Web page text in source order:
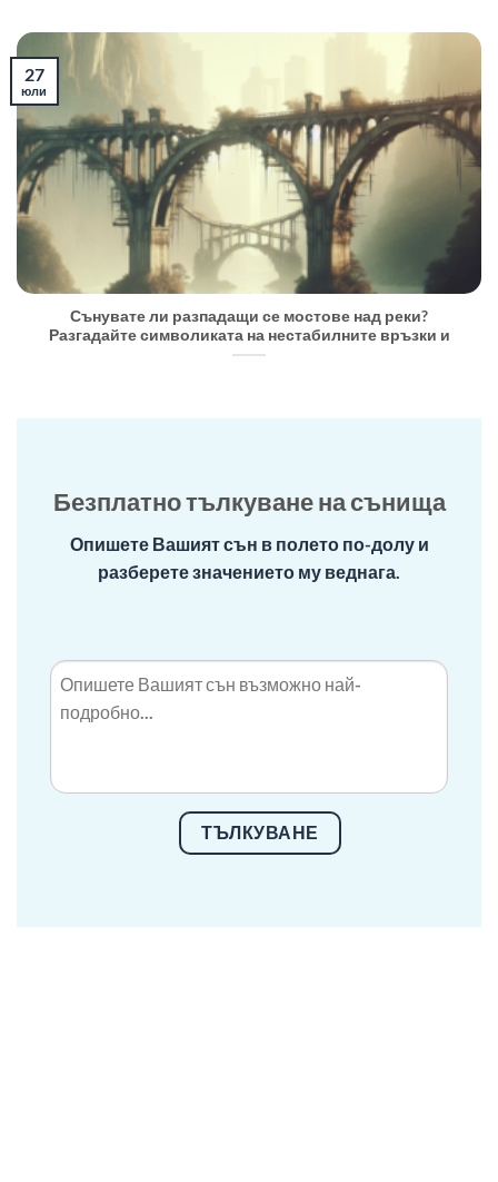
Сънувате ли разпадащи се мостове над реки?
Разгадайте символиката на нестабилните връзки и
27
юли
Безплатно тълкуване на сънища
Опишете Вашият сън в полето по-долу и
разберете значението му веднага.
ТЪЛКУВАНЕ